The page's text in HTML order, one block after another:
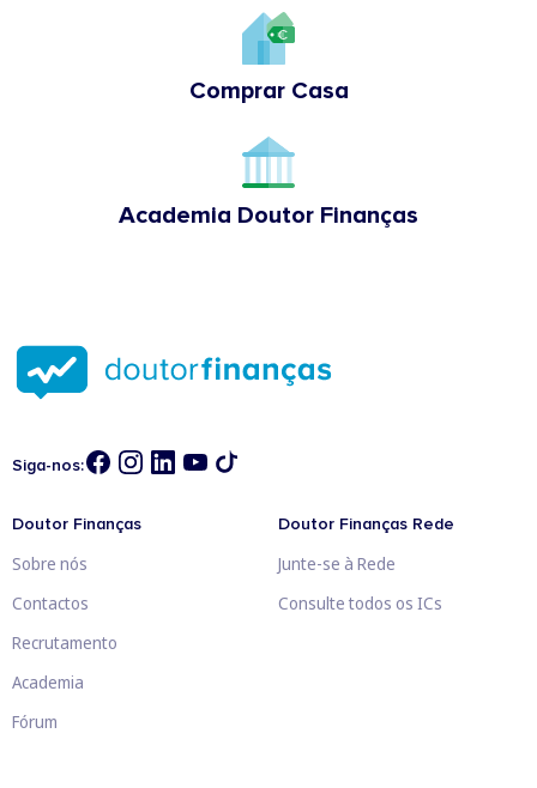
Comprar Casa
Academia Doutor Finanças
Siga-nos:
Doutor Finanças
Sobre nós
Contactos
Recrutamento
Academia
Fórum
Doutor Finanças Rede
Junte-se à Rede
Consulte todos os ICs